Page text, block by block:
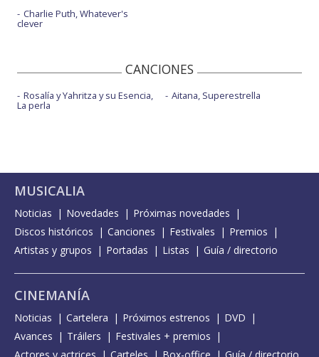
Charlie Puth, Whatever's
clever
CANCIONES
Rosalía y Yahritza y su Esencia,
La perla
Aitana, Superestrella
MUSICALIA
Noticias Novedades
Próximas novedades
Discos históricos
Canciones Festivales
Premios
Artistas y grupos
Portadas Listas Guía / directorio
CINEMANÍA
Noticias Cartelera Próximos estrenos
DVD
Avances
Tráilers
Festivales + premios